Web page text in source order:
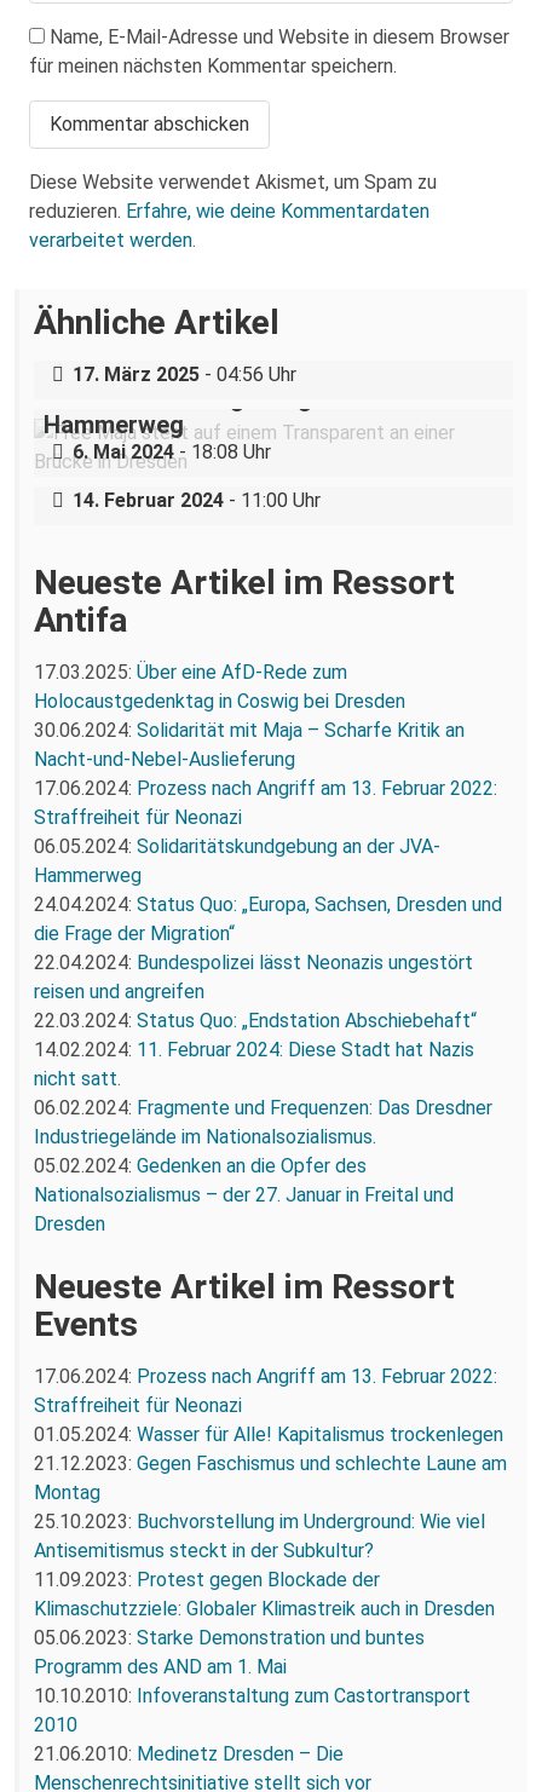
Name, E-Mail-Adresse und Website in diesem Browser
für meinen nächsten Kommentar speichern.
Diese Website verwendet Akismet, um Spam zu
reduzieren. Erfahre, wie deine Kommentardaten
verarbeitet werden.
Ähnliche Artikel
Holocaustgedenktag in Coswig bei
17. März 2025 - 04:56 Uhr
Hammerweg
6. Mai 2024 - 18:08 Uhr
11. Februar 2024: Diese Stadt hat Nazis
nicht satt.
14. Februar 2024 - 11:00 Uhr
Neueste Artikel im Ressort
Antifa
17.03.2025: Über eine AfD-Rede zum
Holocaustgedenktag in Coswig bei Dresden
30.06.2024: Solidarität mit Maja – Scharfe Kritik an
Nacht-und-Nebel-Auslieferung
17.06.2024: Prozess nach Angriff am 13. Februar 2022:
Straffreiheit für Neonazi
06.05.2024: Solidaritätskundgebung an der JVA-
Hammerweg
24.04.2024: Status Quo: „Europa, Sachsen, Dresden und
die Frage der Migration“
22.04.2024: Bundespolizei lässt Neonazis ungestört
reisen und angreifen
22.03.2024: Status Quo: „Endstation Abschiebehaft“
14.02.2024: 11. Februar 2024: Diese Stadt hat Nazis
nicht satt.
06.02.2024: Fragmente und Frequenzen: Das Dresdner
Industriegelände im Nationalsozialismus.
05.02.2024: Gedenken an die Opfer des
Nationalsozialismus – der 27. Januar in Freital und
Dresden
Neueste Artikel im Ressort
Events
17.06.2024: Prozess nach Angriff am 13. Februar 2022:
Straffreiheit für Neonazi
01.05.2024: Wasser für Alle! Kapitalismus trockenlegen
21.12.2023: Gegen Faschismus und schlechte Laune am
Montag
25.10.2023: Buchvorstellung im Underground: Wie viel
Antisemitismus steckt in der Subkultur?
11.09.2023: Protest gegen Blockade der
Klimaschutzziele: Globaler Klimastreik auch in Dresden
05.06.2023: Starke Demonstration und buntes
Programm des AND am 1. Mai
10.10.2010: Infoveranstaltung zum Castortransport
2010
21.06.2010: Medinetz Dresden – Die
Menschenrechtsinitiative stellt sich vor